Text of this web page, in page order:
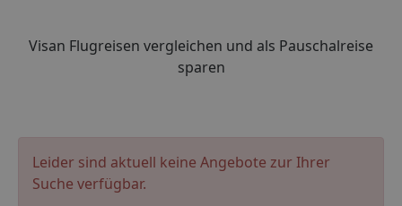
Visan Flugreisen vergleichen und als Pauschalreise
sparen
Leider sind aktuell keine Angebote zur Ihrer
Suche verfügbar.